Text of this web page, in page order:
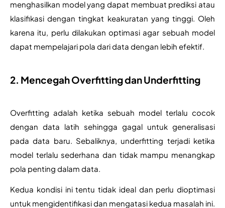
menghasilkan model yang dapat membuat prediksi atau
klasifikasi dengan tingkat keakuratan yang tinggi. Oleh
karena itu, perlu dilakukan optimasi agar sebuah model
dapat mempelajari pola dari data dengan lebih efektif.
2. Mencegah Overfitting dan Underfitting
Overfitting adalah ketika sebuah model terlalu cocok
dengan data latih sehingga gagal untuk generalisasi
pada data baru. Sebaliknya, underfitting terjadi ketika
model terlalu sederhana dan tidak mampu menangkap
pola penting dalam data.
Kedua kondisi ini tentu tidak ideal dan perlu dioptimasi
untuk mengidentifikasi dan mengatasi kedua masalah ini.